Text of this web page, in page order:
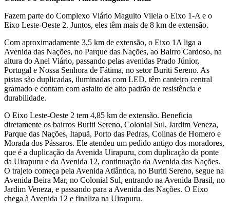
Fazem parte do Complexo Viário Maguito Vilela o Eixo 1-A e o
Eixo Leste-Oeste 2. Juntos, eles têm mais de 8 km de extensão.
Com aproximadamente 3,5 km de extensão, o Eixo 1A liga a
Avenida das Nações, no Parque das Nações, ao Bairro Cardoso, na
altura do Anel Viário, passando pelas avenidas Prado Júnior,
Portugal e Nossa Senhora de Fátima, no setor Buriti Sereno. As
pistas são duplicadas, iluminadas com LED, têm canteiro central
gramado e contam com asfalto de alto padrão de resistência e
durabilidade.
O Eixo Leste-Oeste 2 tem 4,85 km de extensão. Beneficia
diretamente os bairros Buriti Sereno, Colonial Sul, Jardim Veneza,
Parque das Nações, Itapuã, Porto das Pedras, Colinas de Homero e
Morada dos Pássaros. Ele atendeu um pedido antigo dos moradores,
que é a duplicação da Avenida Uirapuru, com duplicação da ponte
da Uirapuru e da Avenida 12, continuação da Avenida das Nações.
O trajeto começa pela Avenida Atlântica, no Buriti Sereno, segue na
Avenida Beira Mar, no Colonial Sul, entrando na Avenida Brasil, no
Jardim Veneza, e passando para a Avenida das Nações. O Eixo
chega à Avenida 12 e finaliza na Uirapuru.